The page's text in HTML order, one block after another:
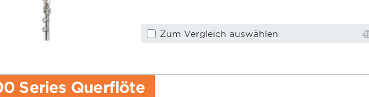
Zum Vergleich auswählen
Series Querflöte